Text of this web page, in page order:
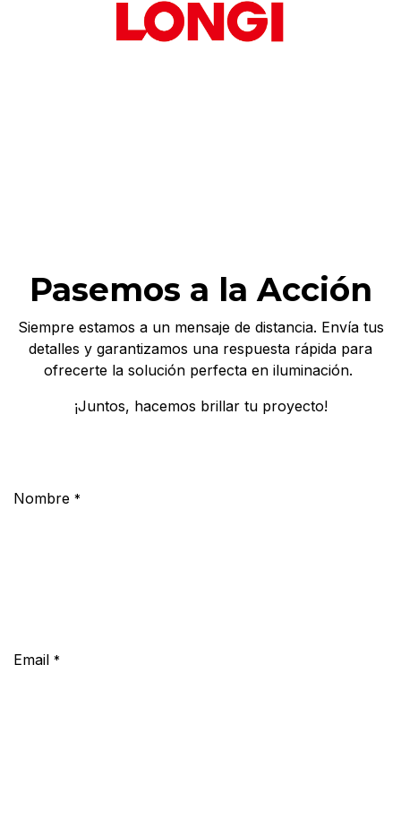
Pasemos a la Acción
Siempre estamos a un mensaje de distancia. Envía tus
detalles y garantizamos una respuesta rápida para
ofrecerte la solución perfecta en iluminación.
¡Juntos, hacemos brillar tu proyecto!
Nombre *
Email *